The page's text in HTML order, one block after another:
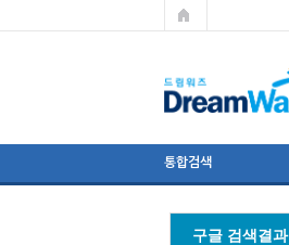
통합검색
구글 검색결과